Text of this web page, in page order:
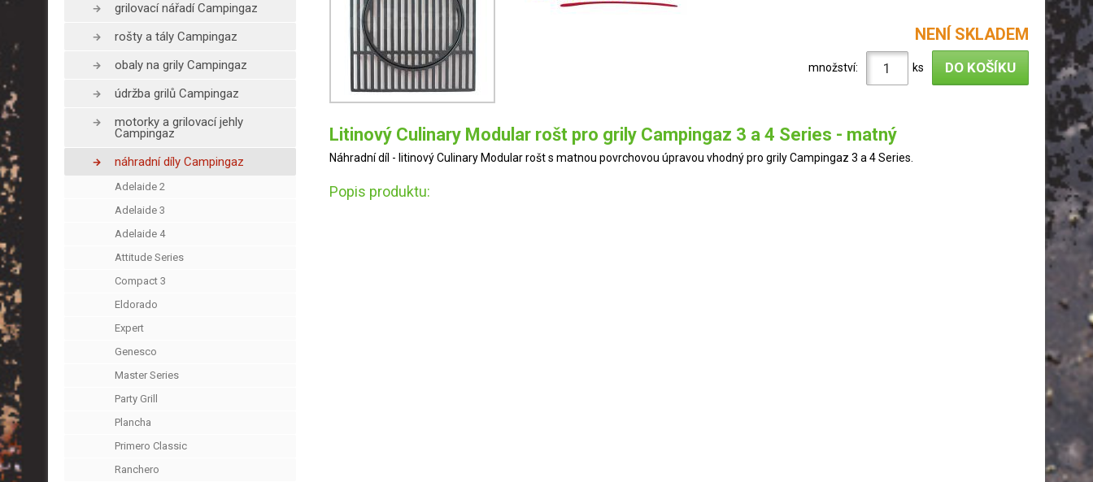
grilovací nářadí Campingaz
rošty a tály Campingaz
obaly na grily Campingaz
údržba grilů Campingaz
motorky a grilovací jehly
Campingaz
náhradní díly Campingaz
Adelaide 2
Adelaide 3
Adelaide 4
Attitude Series
Compact 3
Eldorado
Expert
Genesco
Master Series
Party Grill
Plancha
Primero Classic
Ranchero
NENÍ SKLADEM
množství: ks
Litinový Culinary Modular rošt pro grily Campingaz 3 a 4 Series - matný
Náhradní díl - litinový Culinary Modular rošt s matnou povrchovou úpravou vhodný pro grily Campingaz 3 a 4 Series.
Popis produktu: